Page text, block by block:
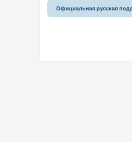
Официальная русская
Связаться с